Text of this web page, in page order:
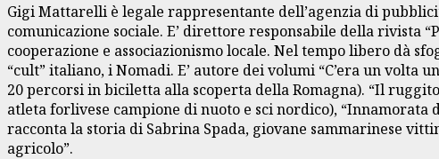
Gigi Mattarelli è legale rappresentante dell’agenzia di
comunicazione sociale. E’ direttore responsabile della rivista
cooperazione e associazionismo locale. Nel tempo libero dà
“cult” italiano, i Nomadi. E’ autore dei volumi “C’era un
20 percorsi in biciletta alla scoperta della Romagna). “Il
atleta forlivese campione di nuoto e sci nordico),
racconta la storia di Sabrina Spada, giovane sammarinese
agricolo”.